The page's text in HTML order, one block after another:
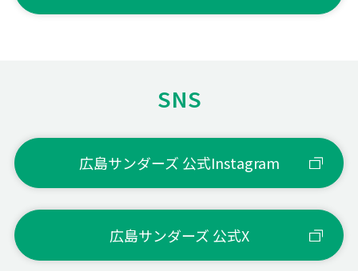
性格 明るい
バレーボール
人生で思い出
に残っている
日本代表Bとして出場した
KOREA CUP
SNS
広島サンダーズ 公式Instagram
広島サンダーズ 公式X